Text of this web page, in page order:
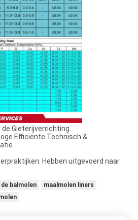
de Gieterijverrichting.
Efficiënte Technisch &
Hebben uitgevoerd naar
balmolen
maalmolen liners